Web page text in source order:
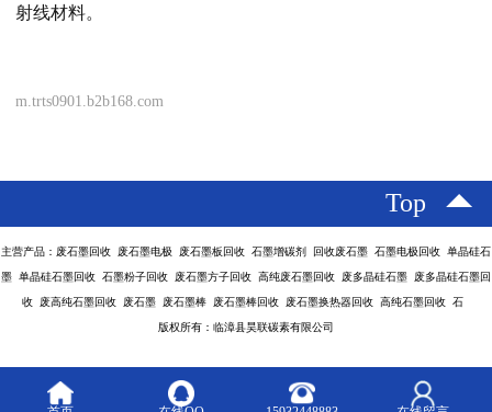
射线材料。
m.trts0901.b2b168.com
Top
主营产品：废石墨回收 废石墨电极 废石墨板回收 石墨增碳剂 回收废石墨 石墨电极回收 单晶硅石
墨 单晶硅石墨回收 石墨粉子回收 废石墨方子回收 高纯废石墨回收 废多晶硅石墨 废多晶硅石墨回
收 废高纯石墨回收 废石墨 废石墨棒 废石墨棒回收 废石墨换热器回收 高纯石墨回收 石
版权所有：临漳县昊联碳素有限公司